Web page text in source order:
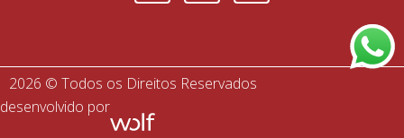
2026 © Todos os Direitos Reservados
desenvolvido por